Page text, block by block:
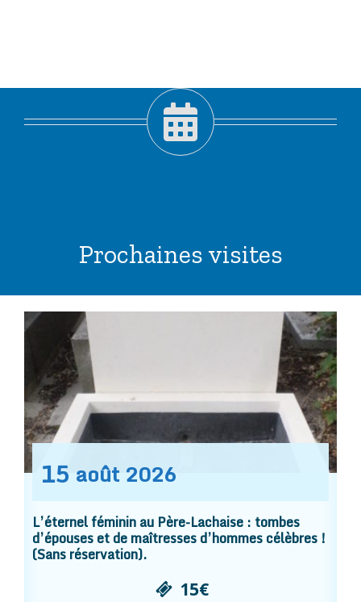
Prochaines visites
15 août 2026
L’éternel féminin au Père-Lachaise : tombes
d’épouses et de maîtresses d’hommes célèbres !
(Sans réservation).
15€